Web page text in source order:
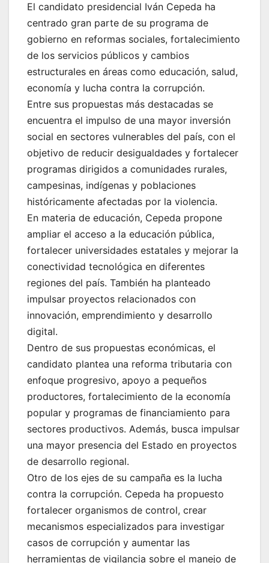
El candidato presidencial Iván Cepeda ha
centrado gran parte de su programa de
gobierno en reformas sociales, fortalecimiento
de los servicios públicos y cambios
estructurales en áreas como educación, salud,
economía y lucha contra la corrupción.
Entre sus propuestas más destacadas se
encuentra el impulso de una mayor inversión
social en sectores vulnerables del país, con el
objetivo de reducir desigualdades y fortalecer
programas dirigidos a comunidades rurales,
campesinas, indígenas y poblaciones
históricamente afectadas por la violencia.
En materia de educación, Cepeda propone
ampliar el acceso a la educación pública,
fortalecer universidades estatales y mejorar la
conectividad tecnológica en diferentes
regiones del país. También ha planteado
impulsar proyectos relacionados con
innovación, emprendimiento y desarrollo
digital.
Dentro de sus propuestas económicas, el
candidato plantea una reforma tributaria con
enfoque progresivo, apoyo a pequeños
productores, fortalecimiento de la economía
popular y programas de financiamiento para
sectores productivos. Además, busca impulsar
una mayor presencia del Estado en proyectos
de desarrollo regional.
Otro de los ejes de su campaña es la lucha
contra la corrupción. Cepeda ha propuesto
fortalecer organismos de control, crear
mecanismos especializados para investigar
casos de corrupción y aumentar las
herramientas de vigilancia sobre el manejo de